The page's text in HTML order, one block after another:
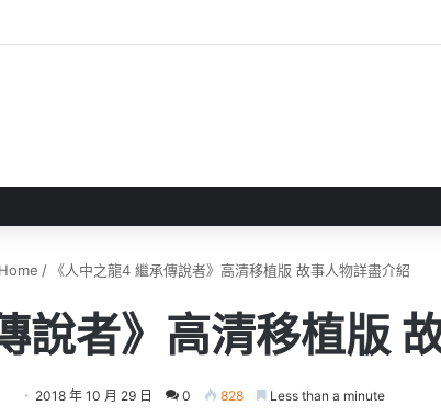
報告 源義經將是事件的起源！？
Home / 《人中之龍4 繼承傳說者》高清移植版 故事人物詳盡介紹
說者》高清移植版
2018 年 10 月 29 日 0 828 Less than a minute